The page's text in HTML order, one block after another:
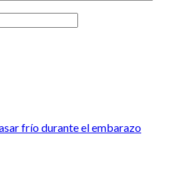
frío durante el embarazo